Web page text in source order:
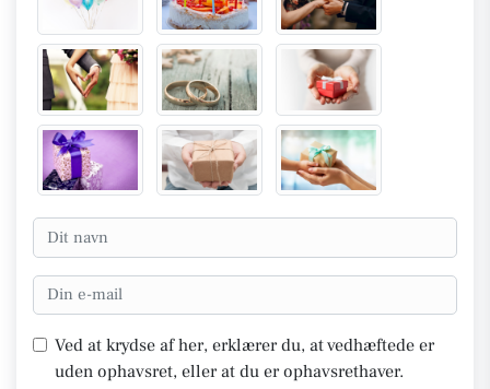
Ved at krydse af her, erklærer du, at vedhæftede er
uden ophavsret, eller at du er ophavsrethaver.